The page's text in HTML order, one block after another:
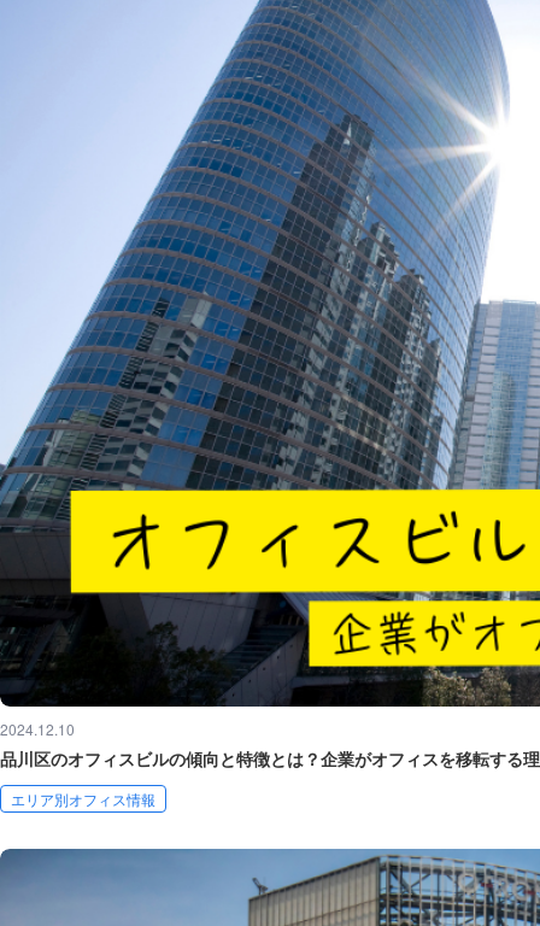
2024.12.10
品川区のオフィスビルの傾向と特徴とは？企業がオフィスを移転する
エリア別オフィス情報